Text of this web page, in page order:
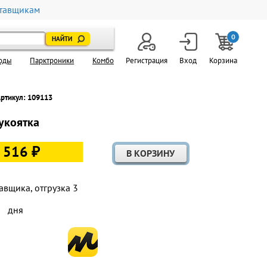
Парктроники Комбо Регистрация Вход
0
Корзина
109113
516 ₽
отгрузка 3
дня